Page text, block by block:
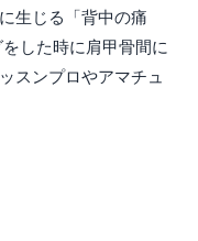
生じる「背中の痛
した時に肩甲骨間に
スンプロやアマチュ